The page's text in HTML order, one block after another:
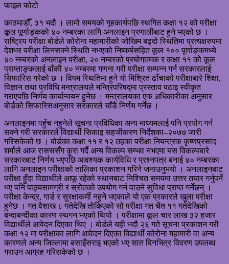
फाइल फोटो
काठमाडौँ, ३१ भदौ । लामो समयको गृहकार्यपछि स्थगित कक्षा १२ को परीक्षा
कूल पूर्णाङ्कको ४० नम्बरका लागि अनलाइन प्रणालीबाट हुने भएको छ ।
राष्ट्रिय परीक्षा बोर्डले कोरोना महामारीको जोखिम बढ्दो स्थितिमा प्रत्यक्षरुपमा
देशभर परीक्षा लिनसक्ने स्थिति नभएको निष्कर्षसहित कूल १०० पूर्णाङ्कमध्ये
४० नम्बरको अनलाइन परीक्षा, २० नम्बरको प्रयोगात्मक र कक्षा ११ को कूल
प्राप्ताङ्कलाई बाँकी ४० नम्बरमा गणना गरी परीक्षा सम्पन्न गर्न सरकारलाई
सिफारिस गरेको छ । विषम स्थितिमा हुने यो मिश्रित ढाँचाको परीक्षाबारे शिक्षा,
विज्ञान तथा प्रविधि मन्त्रालयले मन्त्रिपरिषद्मा प्रस्ताव पठाइ स्वीकृत
गराएपछि निर्णय कार्यान्वयन हुनेछ । मन्त्रालयका एक अधिकारीका अनुुसार
बोर्डको सिफारिसअनुसार सरकारले चाँडै निर्णय गर्नेछ ।
अनलाइनमा पहुँच नहुनेले सूचना प्रविधिका अन्य माध्यमलाई पनि प्रयोग गर्न
सक्ने गरी सरकारले विद्यार्थी सिकाइ सहजीकरण निर्देशका–२०७७ जारी
गरिसकेको छ । बोर्डका कक्षा ११ र १२ तहका परीक्षा नियन्त्रक कृष्णप्रसाद
शर्माले आज रासससँग कुरा गर्दै अन्य विकल्प सम्भव नभएमा यस विकल्पबारे
सरकारबाट निर्णय भएपछि आवश्यक कार्यविधि र प्रश्नपत्र बनाई ४० नम्बरका
लागि अनलाइन परीक्षाको तालिका प्रकाशन गरिने जनाउनुभयो । अनलाइनबाट
परीक्षा हुँदा विद्यार्थीले आफू रहेको स्थानबाट निश्चित समयमा उत्तर तयार गर्नुपर्ने
भए पनि पाठ्यसामग्री र स्रोतको उपयोग गर्न पाउने सुविधा प्राप्त गर्नेछन् ।
परीक्षा केन्द्र, गार्ड र सुरक्षाकर्मी नहुने भएकाले यो एक प्रकारले खुला परीक्षा
हुनेछ । गत वैशाख ८ गतेदेखि तोकिएको सो परीक्षा गत चैत ११ गतेदेखिको
बन्दाबन्दीका कारण स्थगन भएको थियो । परीक्षामा कूल चार लाख ३२ हजार
विद्यार्थीले आवेदन दिएका थिए । बोर्डले यही भदौ २६ गते सूचना प्रकाशन गरी
कक्षा १२ मा परीक्षाका लागि आवेदन दिएका विद्यार्थी कोरोना महामारी वा अन्य
कारणले अन्य जिल्लामा बसाइँसराइ भएको भए सात दिनभित्र विवरण उपलब्ध
गराउन आग्रह गरिसकेको छ ।